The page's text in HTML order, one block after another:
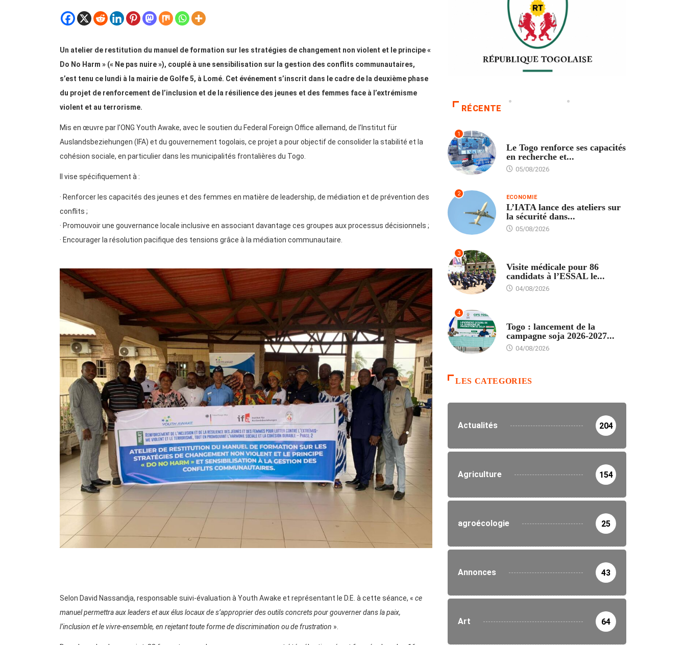
Un atelier de restitution du manuel de formation sur les stratégies de changement non violent et le principe «
Do No Harm » (« Ne pas nuire »), couplé à une sensibilisation sur la gestion des conflits communautaires,
s’est tenu ce lundi à la mairie de Golfe 5, à Lomé. Cet événement s’inscrit dans le cadre de la deuxième phase
du projet de renforcement de l’inclusion et de la résilience des jeunes et des femmes face à l’extrémisme
violent et au terrorisme.
Mis en œuvre par l’ONG Youth Awake, avec le soutien du Federal Foreign Office allemand, de l’Institut für
Auslandsbeziehungen (IFA) et du gouvernement togolais, ce projet a pour objectif de consolider la stabilité et la
cohésion sociale, en particulier dans les municipalités frontalières du Togo.
Il vise spécifiquement à :
· Renforcer les capacités des jeunes et des femmes en matière de leadership, de médiation et de prévention des
conflits ;
· Promouvoir une gouvernance locale inclusive en associant davantage ces groupes aux processus décisionnels ;
· Encourager la résolution pacifique des tensions grâce à la médiation communautaire.
Selon David Nassandja, responsable suivi-évaluation à Youth Awake et représentant le D.E. à cette séance, « ce
manuel permettra aux leaders et aux élus locaux de s’approprier des outils concrets pour gouverner dans la paix,
l’inclusion et le vivre-ensemble, en rejetant toute forme de discrimination ou de frustration ».
RÉCENTE
1
Le Togo renforce ses capacités
en recherche et...
05/08/2026
2 ECONOMIE
L’IATA lance des ateliers sur
la sécurité dans...
05/08/2026
3
Visite médicale pour 86
candidats à l’ESSAL le...
04/08/2026
4
Togo : lancement de la
campagne soja 2026-2027...
04/08/2026
LES CATEGORIES
Actualités 204
Agriculture 154
agroécologie 25
Annonces 43
Art 64